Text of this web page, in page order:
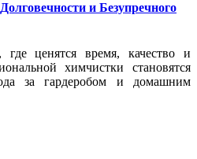
и Безупречного
ценятся время, качество и
химчистки становятся
за гардеробом и домашним